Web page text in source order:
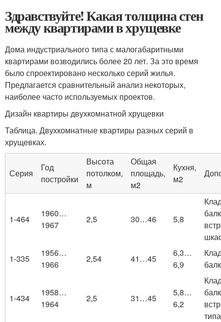
Здравствуйте! Какая толщина стен
между квартирами в хрущевке
Дома индустриального типа с малогабаритными
квартирами возводились более 20 лет. За это время
было спроектировано несколько серий жилья.
Предлагается сравнительный анализ некоторых,
наиболее часто используемых проектов.
Дизайн квартиры двухкомнатной хрущевки
Таблица. Двухкомнатные квартиры разных серий в
хрущевках.
Серия
Год
постройки
Высота
потолком,
м
Общая
площадь,
м2
Кухня,
м2
1-464
1960…
1967
2,5 30…46 5,8
1-335
1956…
1966
2,54 41…45
6,3…
6,9
1-434
1958…
1964
2,5 31…45
5,8…
6,2
типа